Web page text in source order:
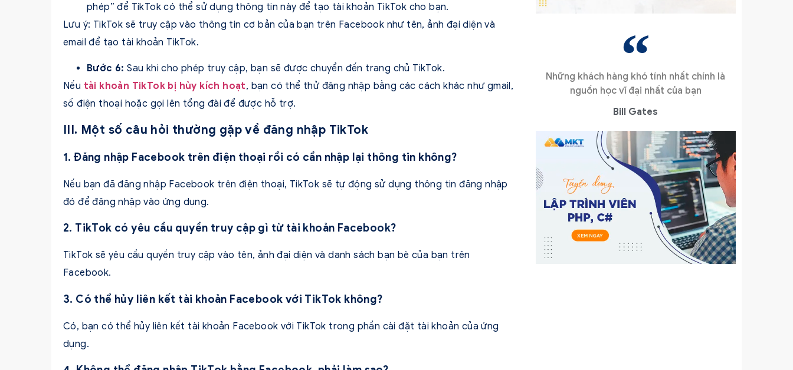
phép” để TikTok có thể sử dụng thông tin này để tạo tài khoản TikTok cho bạn.
Lưu ý: TikTok sẽ truy cập vào thông tin cơ bản của bạn trên Facebook như tên, ảnh đại diện và
email để tạo tài khoản TikTok.
Bước 6: Sau khi cho phép truy cập, bạn sẽ được chuyển đến trang chủ TikTok.
Nếu tài khoản TikTok bị hủy kích hoạt, bạn có thể thử đăng nhập bằng các cách khác như gmail,
số điện thoại hoặc gọi lên tổng đài để được hỗ trợ.
III. Một số câu hỏi thường gặp về đăng nhập TikTok
1. Đăng nhập Facebook trên điện thoại rồi có cần nhập lại thông tin không?
Nếu bạn đã đăng nhập Facebook trên điện thoại, TikTok sẽ tự động sử dụng thông tin đăng nhập
đó để đăng nhập vào ứng dụng.
2. TikTok có yêu cầu quyền truy cập gì từ tài khoản Facebook?
TikTok sẽ yêu cầu quyền truy cập vào tên, ảnh đại diện và danh sách bạn bè của bạn trên
Facebook.
3. Có thể hủy liên kết tài khoản Facebook với TikTok không?
Có, bạn có thể hủy liên kết tài khoản Facebook với TikTok trong phần cài đặt tài khoản của ứng
dụng.
Những khách hàng khó tính nhất chính là
nguồn học vĩ đại nhất của bạn
Bill Gates